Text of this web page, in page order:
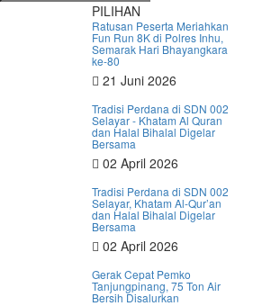
PILIHAN
Ratusan Peserta Meriahkan
Fun Run 8K di Polres Inhu,
Semarak Hari Bhayangkara
ke-80
21 Juni 2026
Tradisi Perdana di SDN 002
Selayar - Khatam Al Quran
dan Halal Bihalal Digelar
Bersama
02 April 2026
Tradisi Perdana di SDN 002
Selayar, Khatam Al-Qur’an
dan Halal Bihalal Digelar
Bersama
02 April 2026
Gerak Cepat Pemko
Tanjungpinang, 75 Ton Air
Bersih Disalurkan